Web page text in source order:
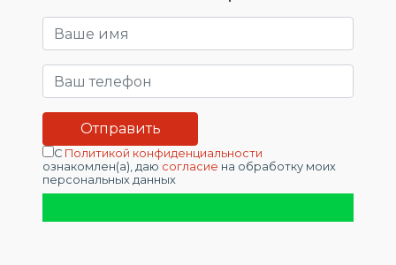
С Политикой конфиденциальности
ознакомлен(а), даю согласие на обработку моих
персональных данных